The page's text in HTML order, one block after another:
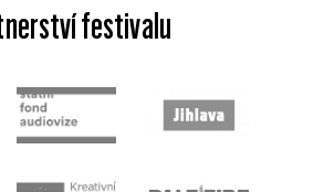
festivalu